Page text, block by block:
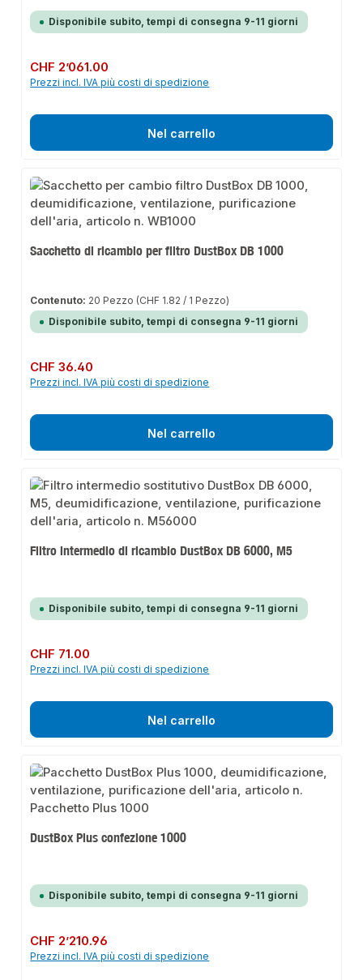
Disponibile subito, tempi di consegna 9-11 giorni
Prezzo normale:
CHF 2’061.00
Prezzi incl. IVA più costi di spedizione
Nel carrello
Sacchetto di ricambio per filtro DustBox DB 1000
Contenuto: 20 Pezzo (CHF 1.82 / 1 Pezzo)
Disponibile subito, tempi di consegna 9-11 giorni
Prezzo normale:
CHF 36.40
Prezzi incl. IVA più costi di spedizione
Nel carrello
Filtro intermedio di ricambio DustBox DB 6000, M5
Disponibile subito, tempi di consegna 9-11 giorni
Prezzo normale:
CHF 71.00
Prezzi incl. IVA più costi di spedizione
Nel carrello
DustBox Plus confezione 1000
Disponibile subito, tempi di consegna 9-11 giorni
Prezzo normale:
CHF 2’210.96
Prezzi incl. IVA più costi di spedizione